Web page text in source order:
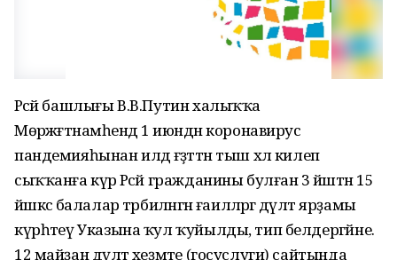
Рәсәй башлығы В.В.Путин халыҡҡа
Мөрәжәғәтнамәһендә 1 июндән коронавирус
пандемияһынан илдә ғәҙәттән тыш хәл килеп
сыҡҡанға күрә Рәсәй гражданины булған 3 йәштән 15
йәшкәсә балалар тәрбиәләнгән ғаиләләргә дәүләт ярҙамы
күрһәтеү Указына ҡул ҡуйылды, тип белдергәйне.
12 майҙан дәүләт хеҙмәте (госуслуги) сайтында